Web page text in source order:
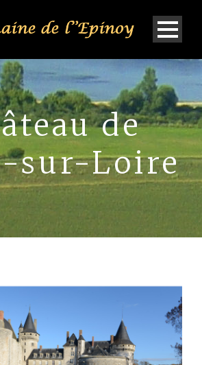
de
sur-Loire